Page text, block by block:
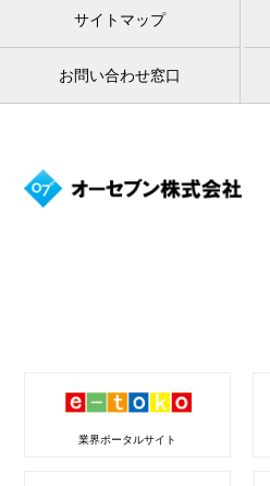
サイトマップ
お問い合わせ窓口
業界ポータルサイト